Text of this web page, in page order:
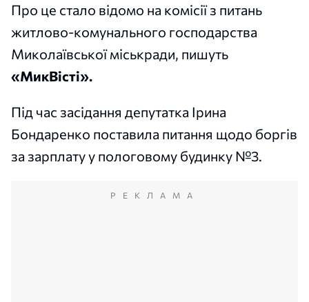
Про це стало відомо на комісії з питань
житлово-комунального господарства
Миколаївської міськради, пишуть
«МикВісті».
Під час засідання депутатка Ірина
Бондаренко поставила питання щодо боргів
за зарплату у пологовому будинку №3.
РЕКЛАМА